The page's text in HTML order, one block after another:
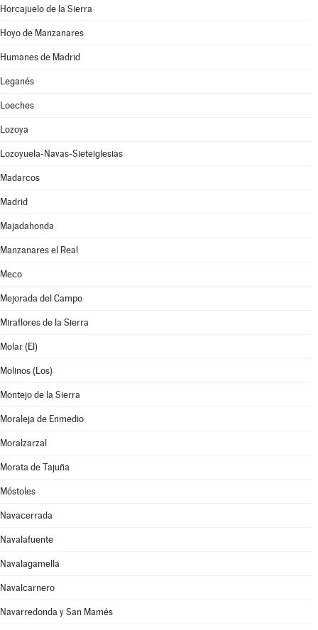
Horcajuelo de la Sierra
Hoyo de Manzanares
Humanes de Madrid
Leganés
Loeches
Lozoya
Lozoyuela-Navas-Sieteiglesias
Madarcos
Madrid
Majadahonda
Manzanares el Real
Meco
Mejorada del Campo
Miraflores de la Sierra
Molar (El)
Molinos (Los)
Montejo de la Sierra
Moraleja de Enmedio
Moralzarzal
Morata de Tajuña
Móstoles
Navacerrada
Navalafuente
Navalagamella
Navalcarnero
Navarredonda y San Mamés